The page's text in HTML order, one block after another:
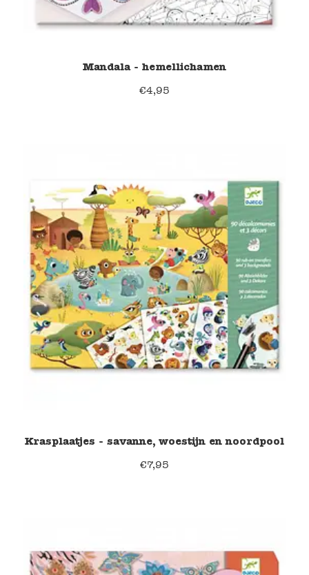
Mandala - hemellichamen
€4,95
Krasplaatjes - savanne, woestijn en noordpool
€7,95